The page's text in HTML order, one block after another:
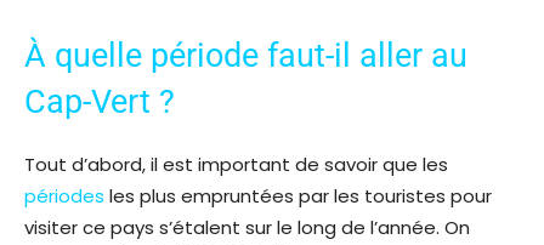
À quelle période faut-il aller au
Cap-Vert ?
Tout d’abord, il est important de savoir que les
périodes les plus empruntées par les touristes pour
visiter ce pays s’étalent sur le long de l’année. On